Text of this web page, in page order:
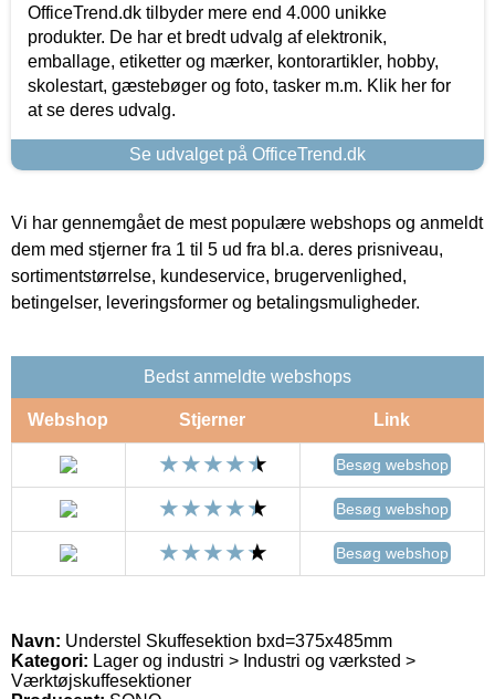
OfficeTrend.dk tilbyder mere end 4.000 unikke
produkter. De har et bredt udvalg af elektronik,
emballage, etiketter og mærker, kontorartikler, hobby,
skolestart, gæstebøger og foto, tasker m.m. Klik her for
at se deres udvalg.
Se udvalget på OfficeTrend.dk
Vi har gennemgået de mest populære webshops og anmeldt
dem med stjerner fra 1 til 5 ud fra bl.a. deres prisniveau,
sortimentstørrelse, kundeservice, brugervenlighed,
betingelser, leveringsformer og betalingsmuligheder.
Bedst anmeldte webshops
Webshop Stjerner Link
Besøg webshop
Besøg webshop
Besøg webshop
Navn: Understel Skuffesektion bxd=375x485mm
Kategori: Lager og industri > Industri og værksted >
Værktøjskuffesektioner